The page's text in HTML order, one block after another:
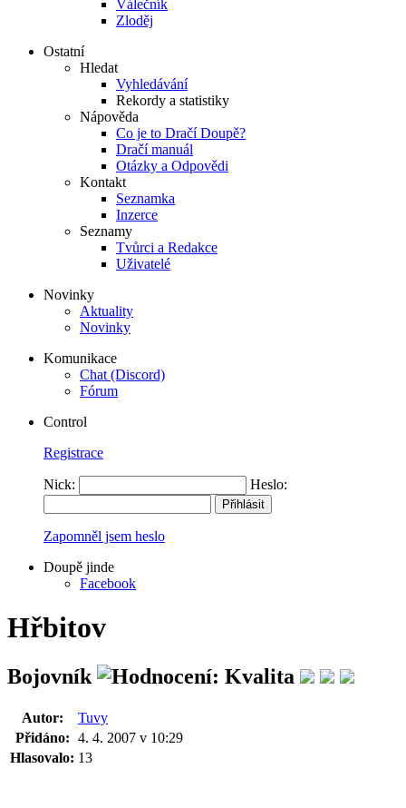
Válečník
Zloděj
Ostatní
Hledat
Vyhledávání
Rekordy a statistiky
Nápověda
Co je to Dračí Doupě?
Dračí manuál
Otázky a Odpovědi
Kontakt
Seznamka
Inzerce
Seznamy
Tvůrci a Redakce
Uživatelé
Novinky
Aktuality
Novinky
Komunikace
Chat (Discord)
Fórum
Control
Registrace
Nick: Heslo:
Zapomněl jsem heslo
Doupě jinde
Facebook
Hřbitov
Bojovník
Autor:
Tuvy
Přidáno: 4. 4. 2007 v 10:29
Hlasovalo: 13